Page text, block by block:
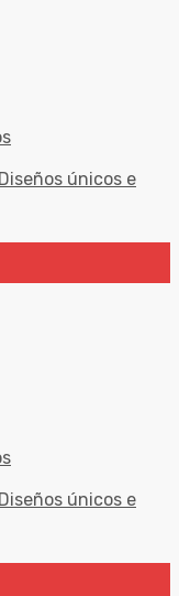
únicos e
únicos e